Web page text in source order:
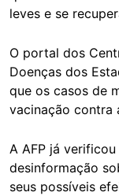
leves e se
O portal dos
Doenças dos
que os casos de
vacinação contra
A AFP já
desinformação
seus possíveis